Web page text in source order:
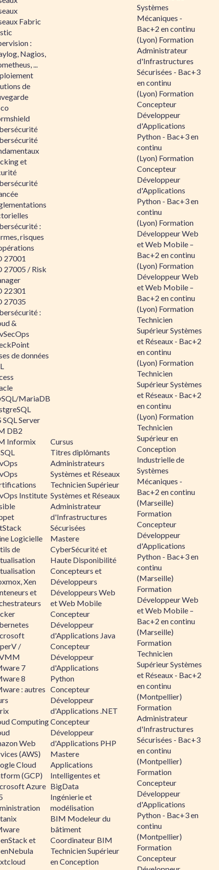
Fabric
:
Nagios,
...
de
et
:
risques
27001
27005 / Risk
22301
27035
:
&
de données
MariaDB
SQL Server
DB2
Informix
Institute
Logicielle
de
Xen
et
/
7
8
: autres
Computing
Web
(AWS)
Cloud
(GCP)
Azure
et
Cursus
Titres diplômants
Administrateurs
Systèmes et Réseaux
Technicien Supérieur
Systèmes et Réseaux
Administrateur
d'Infrastructures
Sécurisées
Mastere
CyberSécurité et
Haute Disponibilité
Concepteurs et
Développeurs
Développeurs Web
et Web Mobile
Concepteur
Développeur
d'Applications Java
Concepteur
Développeur
d'Applications
Python
Concepteur
Développeur
d'Applications .NET
Concepteur
Développeur
d'Applications PHP
Mastere
Applications
Intelligentes et
BigData
Ingénierie et
modélisation
BIM Modeleur du
bâtiment
Coordinateur BIM
Technicien Supérieur
en Conception
Systèmes
Mécaniques -
Bac+2 en continu
(Lyon) Formation
Administrateur
d'Infrastructures
Sécurisées - Bac+3
en continu
(Lyon) Formation
Concepteur
Développeur
d'Applications
Python - Bac+3 en
continu
(Lyon) Formation
Concepteur
Développeur
d'Applications
Python - Bac+3 en
continu
(Lyon) Formation
Développeur Web
et Web Mobile –
Bac+2 en continu
(Lyon) Formation
Développeur Web
et Web Mobile –
Bac+2 en continu
(Lyon) Formation
Technicien
Supérieur Systèmes
et Réseaux - Bac+2
en continu
(Lyon) Formation
Technicien
Supérieur Systèmes
et Réseaux - Bac+2
en continu
(Lyon) Formation
Technicien
Supérieur en
Conception
Industrielle de
Systèmes
Mécaniques -
Bac+2 en continu
(Marseille)
Formation
Concepteur
Développeur
d'Applications
Python - Bac+3 en
continu
(Marseille)
Formation
Développeur Web
et Web Mobile –
Bac+2 en continu
(Marseille)
Formation
Technicien
Supérieur Systèmes
et Réseaux - Bac+2
en continu
(Montpellier)
Formation
Administrateur
d'Infrastructures
Sécurisées - Bac+3
en continu
(Montpellier)
Formation
Concepteur
Développeur
d'Applications
Python - Bac+3 en
continu
(Montpellier)
Formation
Concepteur